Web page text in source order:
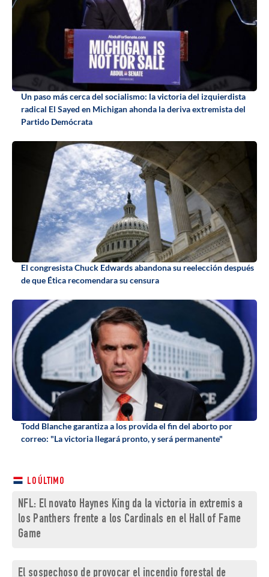
Un paso más cerca del socialismo: la victoria del izquierdista
radical El Sayed en Michigan ahonda la deriva extremista del
Partido Demócrata
El congresista Chuck Edwards abandona su reelección después
de que Ética recomendara su censura
Todd Blanche garantiza a los provida el fin del aborto por
correo: "La victoria llegará pronto, y será permanente"
LO ÚLTIMO
NFL: El novato Haynes King da la victoria in extremis a
los Panthers frente a los Cardinals en el Hall of Fame
Game
El sospechoso de provocar el incendio forestal de